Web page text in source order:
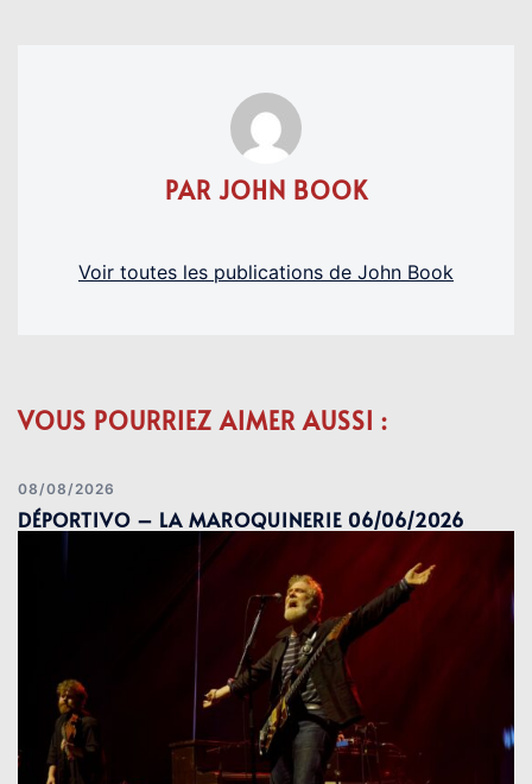
PAR JOHN BOOK
Voir toutes les publications de John Book
VOUS POURRIEZ AIMER AUSSI :
08/08/2026
DÉPORTIVO – LA MAROQUINERIE 06/06/2026